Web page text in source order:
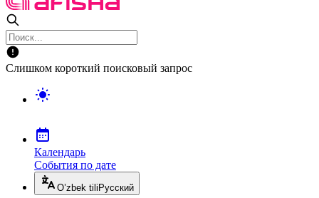
Слишком короткий поисковый запрос
Календарь
События по дате
O’zbek tili Русский